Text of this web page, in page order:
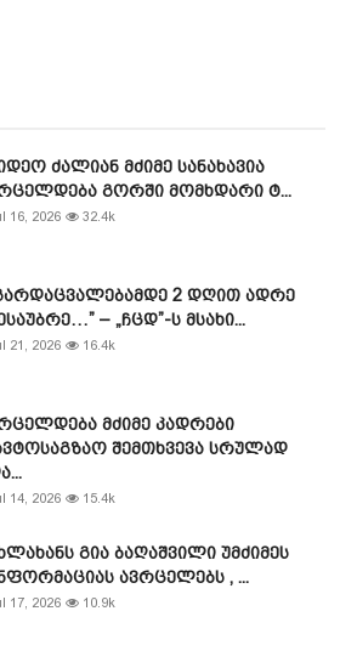
ძალიან მძიმე სანახავია
გორში მომხდარი ტ...
16, 2026 32.4k
2 დღით ადრე
– „ჩცდ”-ს მსახი...
21, 2026 16.4k
მძიმე კადრები
შემთხვევა სრულად
14, 2026 15.4k
გია ბაღაშვილი უმძიმეს
ავრცელებს , ...
17, 2026 10.9k